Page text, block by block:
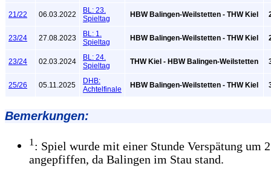
21/22 06.03.2022
BL: 23.
Spieltag
HBW Balingen-Weilstetten - THW Kiel
23/24 27.08.2023
BL: 1.
Spieltag
HBW Balingen-Weilstetten - THW Kiel
23/24 02.03.2024
BL: 24.
Spieltag
THW Kiel - HBW Balingen-Weilstetten
25/26 05.11.2025
DHB:
Achtelfinale
HBW Balingen-Weilstetten - THW Kiel
Bemerkungen:
1 : Spiel wurde mit einer Stunde Verspätung um
angepfiffen, da Balingen im Stau stand.